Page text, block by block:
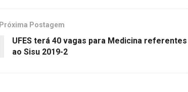
Próxima Postagem
UFES terá 40 vagas para Medicina referentes
ao Sisu 2019-2